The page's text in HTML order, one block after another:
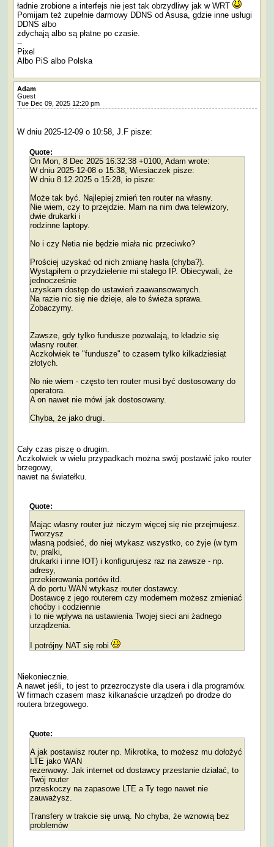
ładnie zrobione a interfejs nie jest tak obrzydliwy jak w WRT
Pomijam też zupełnie darmowy DDNS od Asusa, gdzie inne usługi
DDNS albo
zdychają albo są płatne po czasie.
--
Pixel
Albo PiS albo Polska
Adam
Guest
Tue Dec 09, 2025 12:20 pm
W dniu 2025-12-09 o 10:58, J.F pisze:
Quote:
On Mon, 8 Dec 2025 16:32:38 +0100, Adam wrote:
W dniu 2025-12-08 o 15:38, Wiesiaczek pisze:
W dniu 8.12.2025 o 15:28, io pisze:
Może tak być. Najlepiej zmień ten router na własny.
Nie wiem, czy to przejdzie. Mam na nim dwa telewizory,
dwie drukarki i
rodzinne laptopy.
No i czy Netia nie będzie miała nic przeciwko?
Prościej uzyskać od nich zmianę hasła (chyba?).
Wystąpiłem o przydzielenie mi stałego IP. Obiecywali, że
jednocześnie
uzyskam dostęp do ustawień zaawansowanych.
Na razie nic się nie dzieje, ale to świeża sprawa.
Zobaczymy.
Zawsze, gdy tylko fundusze pozwalają, to kładzie się
własny router.
Aczkolwiek te "fundusze" to czasem tylko kilkadziesiąt
złotych.
No nie wiem - często ten router musi być dostosowany do
operatora.
A on nawet nie mówi jak dostosowany.
Chyba, że jako drugi.
Cały czas piszę o drugim.
Aczkolwiek w wielu przypadkach można swój postawić jako router
brzegowy,
nawet na światełku.
Quote:
Mając własny router już niczym więcej się nie przejmujesz.
Tworzysz
własną podsieć, do niej wtykasz wszystko, co żyje (w tym
tv, pralki,
drukarki i inne IOT) i konfigurujesz raz na zawsze - np.
adresy,
przekierowania portów itd.
A do portu WAN wtykasz router dostawcy.
Dostawcę z jego routerem czy modemem możesz zmieniać
choćby i codziennie
i to nie wpływa na ustawienia Twojej sieci ani żadnego
urządzenia.
I potrójny NAT się robi
Niekoniecznie.
A nawet jeśli, to jest to przezroczyste dla usera i dla programów.
W firmach czasem masz kilkanaście urządzeń po drodze do
routera brzegowego.
Quote:
A jak postawisz router np. Mikrotika, to możesz mu dołożyć
LTE jako WAN
rezerwowy. Jak internet od dostawcy przestanie działać, to
Twój router
przeskoczy na zapasowe LTE a Ty tego nawet nie
zauważysz.
Transfery w trakcie się urwą. No chyba, że wznowią bez
problemów